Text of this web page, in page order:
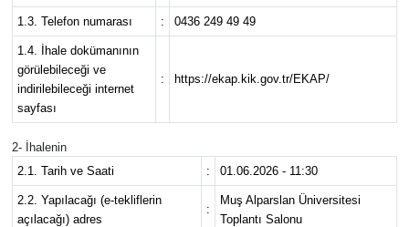
1.3. Telefon numarası : 0436 249 49 49
1.4. İhale dokümanının
görülebileceği ve
indirilebileceği internet
sayfası
: https://ekap.kik.gov.tr/EKAP/
2- İhalenin
2.1. Tarih ve Saati
: 01.06.2026 - 11:30
2.2. Yapılacağı (e-tekliflerin
açılacağı) adres
:
Muş Alparslan Üniversitesi
Toplantı Salonu
Korkut
Bulanık
Varto